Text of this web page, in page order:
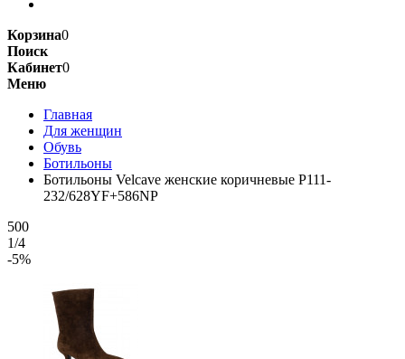
Корзина0
Поиск
Кабинет0
Меню
Главная
Для женщин
Обувь
Ботильоны
Ботильоны Velcave женские коричневые P111-
232/628YF+586NP
500
1/4
-5%